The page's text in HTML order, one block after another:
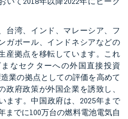
台湾、インド、マレーシア、フ
ガポール、インドネシアなどの
産拠点を移転しています。これ
なセクターへの外国直接投資
造業の拠点としての評価を高めて
政府政策が外国企業を誘致し、
ます。中国政府は、2025年まで
までに100万台の燃料電池電気自